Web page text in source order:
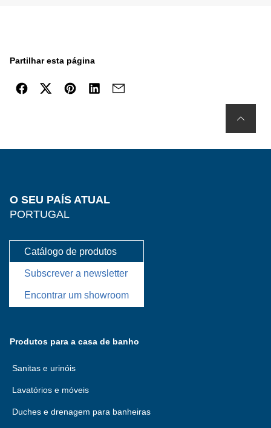
Partilhar esta página
O SEU PAÍS ATUAL
PORTUGAL
Catálogo de produtos
Subscrever a newsletter
Encontrar um showroom
Produtos para a casa de banho
Sanitas e urinóis
Lavatórios e móveis
Duches e drenagem para banheiras